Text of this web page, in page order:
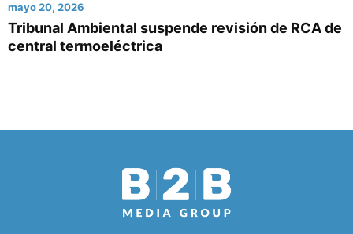
mayo 20, 2026
Tribunal Ambiental suspende revisión de RCA de
central termoeléctrica